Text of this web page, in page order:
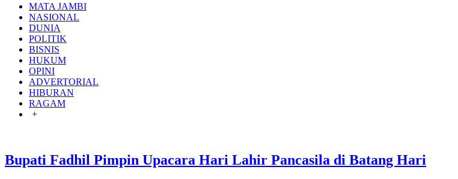
MATA JAMBI
NASIONAL
DUNIA
POLITIK
BISNIS
HUKUM
OPINI
ADVERTORIAL
HIBURAN
RAGAM
+
Bupati Fadhil Pimpin Upacara Hari Lahir Pancasila di Batang Hari